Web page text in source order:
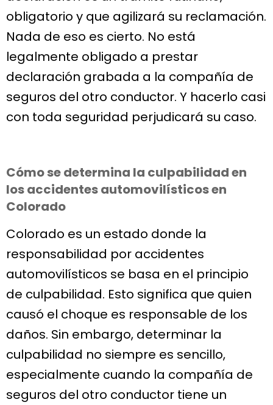
obligatorio y que agilizará su reclamación.
Nada de eso es cierto. No está
legalmente obligado a prestar
declaración grabada a la compañía de
seguros del otro conductor. Y hacerlo casi
con toda seguridad perjudicará su caso.
Cómo se determina la culpabilidad en
los accidentes automovilísticos en
Colorado
Colorado es un estado donde la
responsabilidad por accidentes
automovilísticos se basa en el principio
de culpabilidad. Esto significa que quien
causó el choque es responsable de los
daños. Sin embargo, determinar la
culpabilidad no siempre es sencillo,
especialmente cuando la compañía de
seguros del otro conductor tiene un